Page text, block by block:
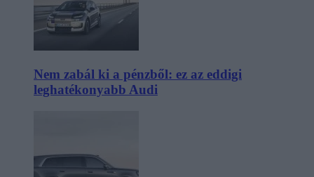
Nem zabál ki a pénzből: ez az eddigi
leghatékonyabb Audi